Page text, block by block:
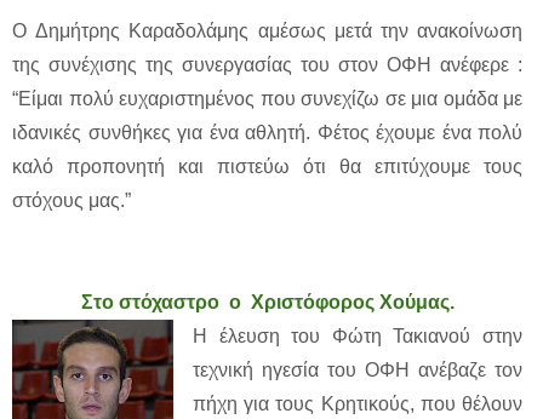
O Δημήτρης Καραδολάμης αμέσως μετά την ανακοίνωση
της συνέχισης της συνεργασίας του στον ΟΦΗ ανέφερε :
“Είμαι πολύ ευχαριστημένος που συνεχίζω σε μια ομάδα με
ιδανικές συνθήκες για ένα αθλητή. Φέτος έχουμε ένα πολύ
καλό προπονητή και πιστεύω ότι θα επιτύχουμε τους
στόχους μας.”
Στο στόχαστρο ο Χριστόφορος Χούμας.
Η έλευση του Φώτη Τακιανού στην
τεχνική ηγεσία του ΟΦΗ ανέβαζε τον
πήχη για τους Κρητικούς, που θέλουν